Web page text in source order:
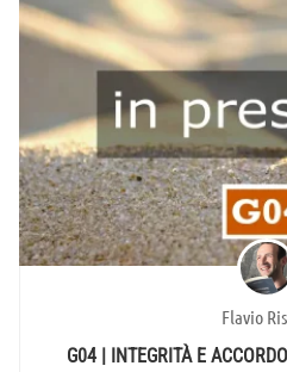
Flavio
G04 | INTEGRITÀ E